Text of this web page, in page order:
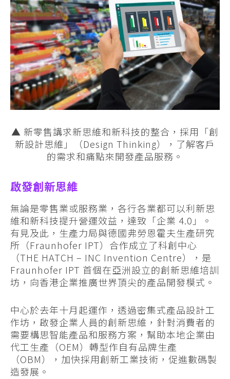
▲ 新零售講求新思維和新科技的整合，採用「創
新設計思維」（Design Thinking），了解客戶
的需求和痛點來開發產品服務。
啟發創新思維
無論是零售業或服務業，各行各業都可以利新思
維和新科技提升營運效益，達致「企業 4.0」。
有見及此，生產力局與德國弗勞恩霍夫生產研究
所（Fraunhofer IPT）合作成立了科創中心
（THE HATCH – INC Invention Centre），是
Fraunhofer IPT 首個在亞洲設立的創新思維培訓
坊，向香港企業推廣世界頂尖的產品開發模式。
中心於去年十月起運作，透過密集式產品設計工
作坊，啟發企業人員的創新思維，針對消費者的
需要構思智能產品和服務方案，幫助本地企業由
代工生產（OEM）轉型作自有品牌生產
（OBM），加快採用創新工業技術，促進數碼製
造發展。